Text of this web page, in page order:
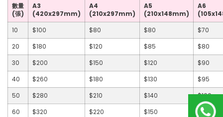
數量
(張)
A3
(420x297mm)
A4
(210x297mm)
A5
(210x148mm)
A6
10
$100 $80 $80
$70
20
$180 $120 $85
$80
30
$200 $150 $120
$90
40
$260 $180 $130
$95
50
$280 $210 $140
$100
60
$320 $220 $150
$110